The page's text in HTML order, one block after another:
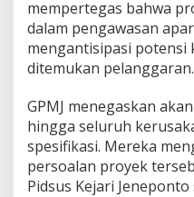
mempertegas bahwa
dalam pengawasan
mengantisipasi potensi
ditemukan pelanggaran.
GPMJ menegaskan
hingga seluruh
spesifikasi. Mereka
persoalan proyek
Pidsus Kejari